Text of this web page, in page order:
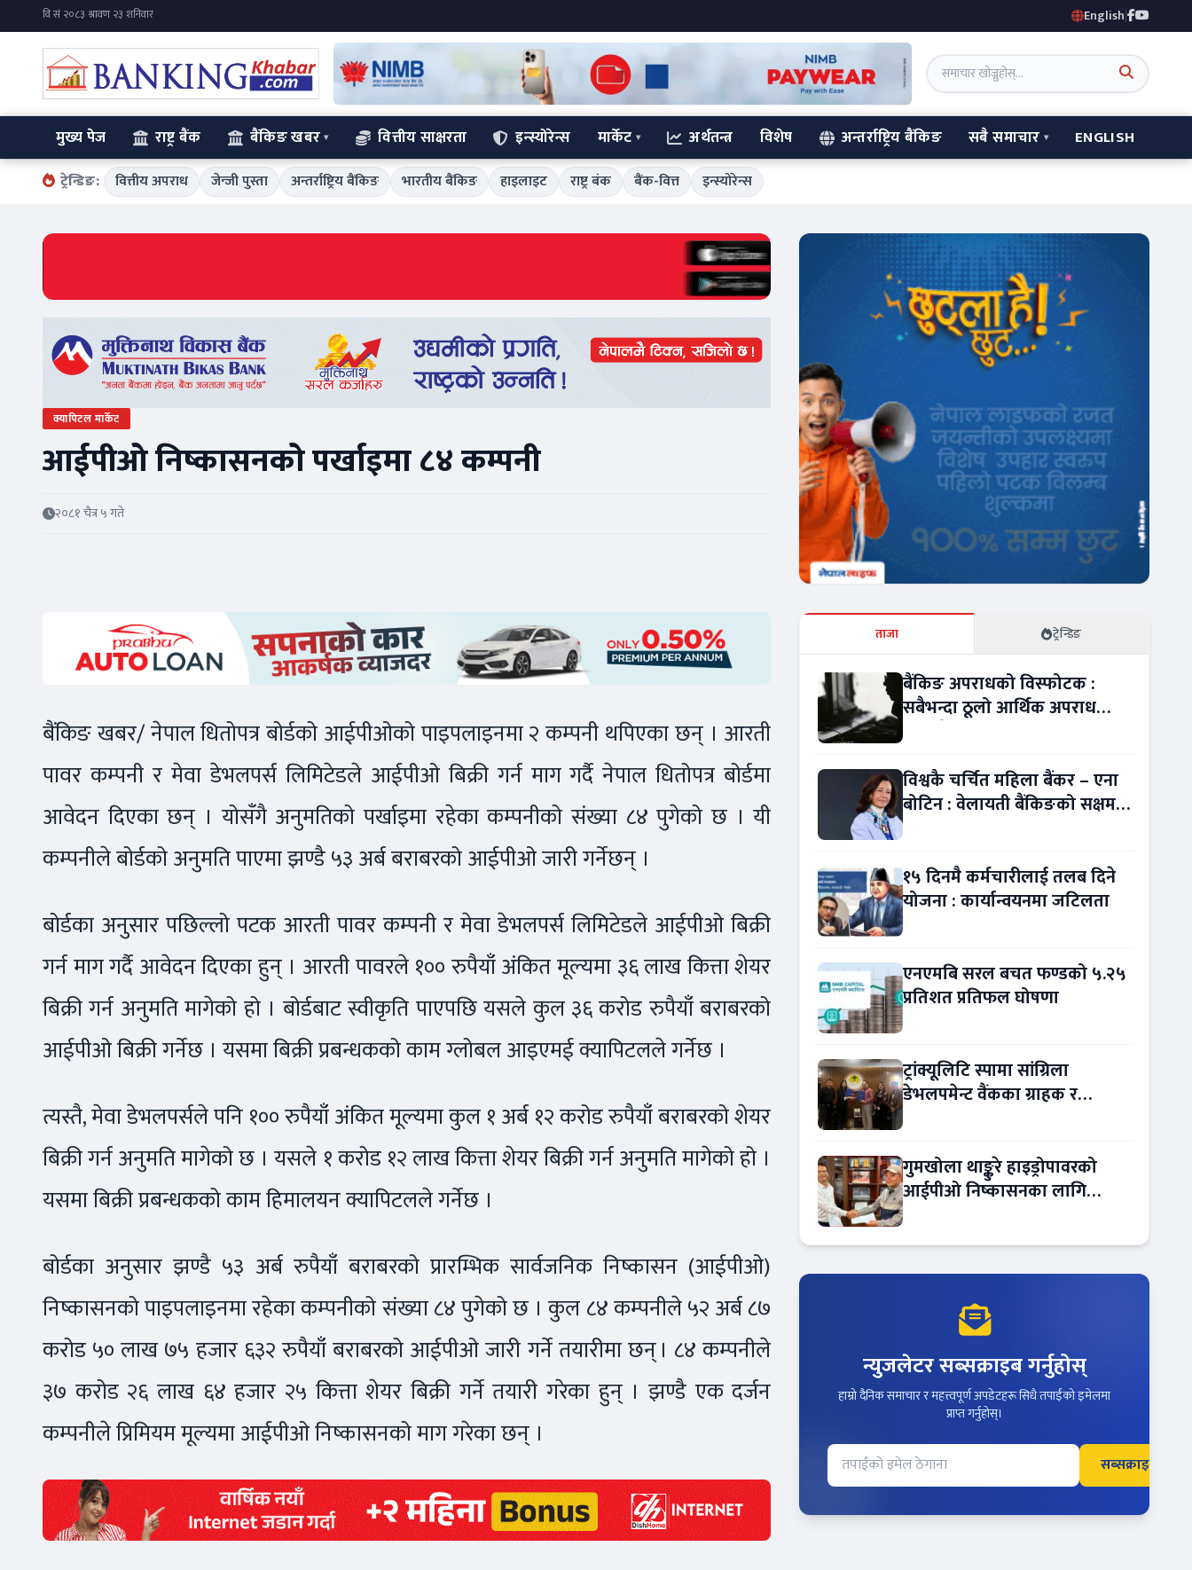
English|
मुख्य पेज राष्ट्र बैंक बैंकिङ खबर वित्तीय साक्षरता इन्स्योरेन्स मार्केट अर्थतन्त्र विशेष अन्तर्राष्ट्रिय बैंकिङ सबै समाचार ENGLISH
ट्रेन्डिङ: वित्तीय अपराध जेन्जी पुस्ता अन्तर्राष्ट्रिय बैंकिङ भारतीय बैंकिङ हाइलाइट राष्ट्र बंक बैंक-वित्त इन्स्योरेन्स
क्यापिटल मार्केट
आईपीओ निष्कासनको पर्खाइमा ८४ कम्पनी
२०८१ चैत्र ५ गते
बैंकिङ खबर/ नेपाल धितोपत्र बोर्डको आईपीओको पाइपलाइनमा २ कम्पनी थपिएका छन् । आरती
पावर कम्पनी र मेवा डेभलपर्स लिमिटेडले आईपीओ बिक्री गर्न माग गर्दै नेपाल धितोपत्र बोर्डमा
आवेदन दिएका छन् । योसँगै अनुमतिको पर्खाइमा रहेका कम्पनीको संख्या ८४ पुगेको छ । यी
कम्पनीले बोर्डको अनुमति पाएमा झण्डै ५३ अर्ब बराबरको आईपीओ जारी गर्नेछन् ।
बोर्डका अनुसार पछिल्लो पटक आरती पावर कम्पनी र मेवा डेभलपर्स लिमिटेडले आईपीओ बिक्री
गर्न माग गर्दै आवेदन दिएका हुन् । आरती पावरले १०० रुपैयाँ अंकित मूल्यमा ३६ लाख कित्ता शेयर
बिक्री गर्न अनुमति मागेको हो । बोर्डबाट स्वीकृति पाएपछि यसले कुल ३६ करोड रुपैयाँ बराबरको
आईपीओ बिक्री गर्नेछ । यसमा बिक्री प्रबन्धकको काम ग्लोबल आइएमई क्यापिटलले गर्नेछ ।
त्यस्तै, मेवा डेभलपर्सले पनि १०० रुपैयाँ अंकित मूल्यमा कुल १ अर्ब १२ करोड रुपैयाँ बराबरको शेयर
बिक्री गर्न अनुमति मागेको छ । यसले १ करोड १२ लाख कित्ता शेयर बिक्री गर्न अनुमति मागेको हो ।
यसमा बिक्री प्रबन्धकको काम हिमालयन क्यापिटलले गर्नेछ ।
बोर्डका अनुसार झण्डै ५३ अर्ब रुपैयाँ बराबरको प्रारम्भिक सार्वजनिक निष्कासन (आईपीओ)
निष्कासनको पाइपलाइनमा रहेका कम्पनीको संख्या ८४ पुगेको छ । कुल ८४ कम्पनीले ५२ अर्ब ८७
करोड ५० लाख ७५ हजार ६३२ रुपैयाँ बराबरको आईपीओ जारी गर्ने तयारीमा छन् । ८४ कम्पनीले
३७ करोड २६ लाख ६४ हजार २५ कित्ता शेयर बिक्री गर्ने तयारी गरेका हुन् । झण्डै एक दर्जन
कम्पनीले प्रिमियम मूल्यमा आईपीओ निष्कासनको माग गरेका छन् ।
ताजा ट्रेन्डिङ
बैंकिङ अपराधको विस्फोटक :
सबैभन्दा ठूलो आर्थिक अपराध
विश्वकै चर्चित महिला बैंकर – एना
बोटिन : वेलायती बैंकिङको सक्षम
१५ दिनमै कर्मचारीलाई तलब दिने
योजना : कार्यान्वयनमा जटिलता
एनएमबि सरल बचत फण्डको ५.२५
प्रतिशत प्रतिफल घोषणा
ट्रांक्यूलिटि स्पामा सांग्रिला
डेभलपमेन्ट वैंकका ग्राहक र
गुमखोला थाङ्कुरे हाइड्रोपावरको
आईपीओ निष्कासनका लागि
न्युजलेटर सब्सक्राइब गर्नुहोस्
हाम्रो दैनिक समाचार र महत्त्वपूर्ण अपडेटहरू सिधै तपाईंको इमेलमा
प्राप्त गर्नुहोस्।
सब्सक्राइब